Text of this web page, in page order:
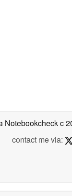
Notebookcheckc
contact me via: